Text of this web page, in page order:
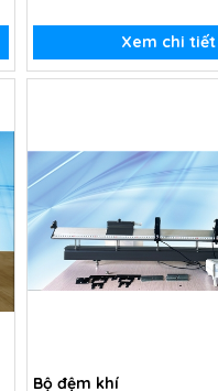
Xem chi tiết
Bộ đệm khí